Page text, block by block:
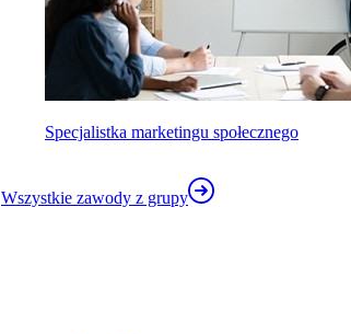
Specjalistka marketingu społecznego
Wszystkie zawody z grupy